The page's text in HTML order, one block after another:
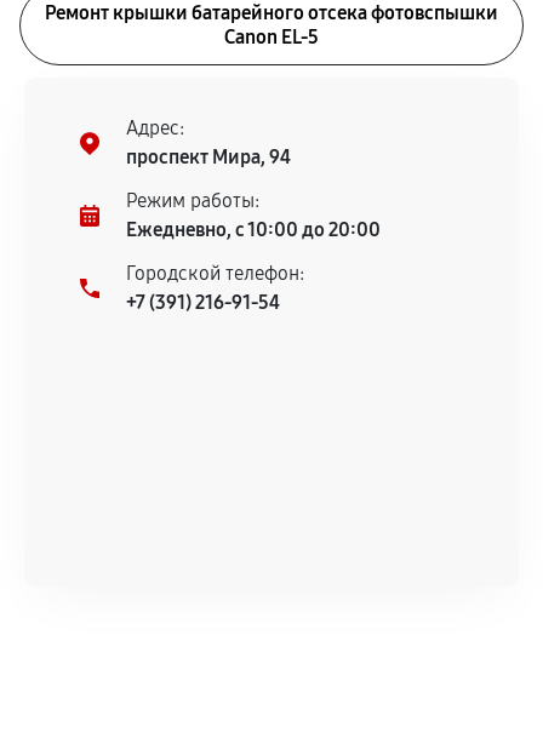
Ремонт крышки батарейного отсека фотовспышки
Canon EL-5
Адрес:
проспект Мира, 94
Режим работы:
Ежедневно, с 10:00 до 20:00
Городской телефон:
+7 (391) 216-91-54